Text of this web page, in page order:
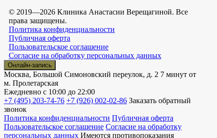
© 2019—2026 Клиника Анастасии Верещагиной. Все
права защищены.
Политика конфиденциальности
Публичная оферта
Пользовательское соглашение
Согласие на обработку персональных данных
Онлайн-запись
Москва, Большой Симоновский переулок, д. 2 7 минут от
м. Пролетарская
Ежедневно с 10:00 до 22:00
+7 (495) 203-74-76 +7 (926) 002-02-86 Заказать обратный
звонок
Политика конфиденциальности Публичная оферта
Пользовательское соглашение Согласие на обработку
персональных данных Имеются противопоказания